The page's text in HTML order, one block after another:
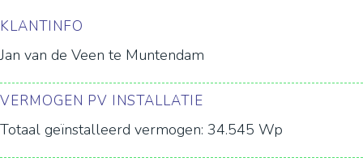
KLANTINFO
Jan van de Veen te Muntendam
VERMOGEN PV INSTALLATIE
Totaal geïnstalleerd vermogen: 34.545 Wp